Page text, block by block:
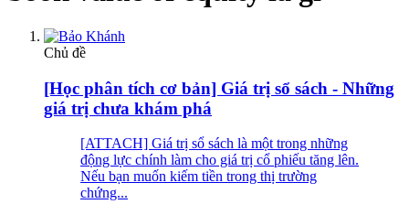
Chủ đề
[Học phân tích cơ bản] Giá trị sổ sách - Những
giá trị chưa khám phá
[ATTACH] Giá trị sổ sách là một trong những
động lực chính làm cho giá trị cổ phiếu tăng lên.
Nếu bạn muốn kiếm tiền trong thị trường
chứng...